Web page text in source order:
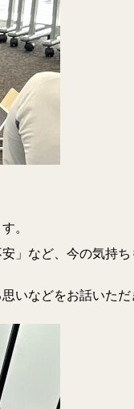
。
」など、今の気持
いなどをお話いた